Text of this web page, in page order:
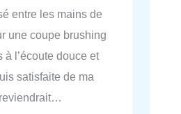
entre les mains de
une coupe brushing
à l’écoute douce et
satisfaite de ma